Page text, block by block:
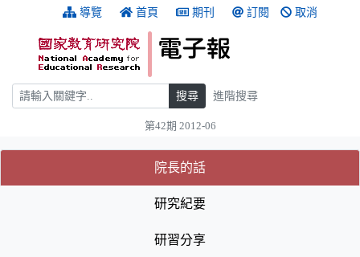
跳到主要內容 導覽 首頁 期刊 訂閱 取消
搜尋 搜尋 進階搜尋
第42期 2012-06
:::
院長的話(目前選取的頁籤)
(目前選取的頁籤)
研究紀要
研習分享